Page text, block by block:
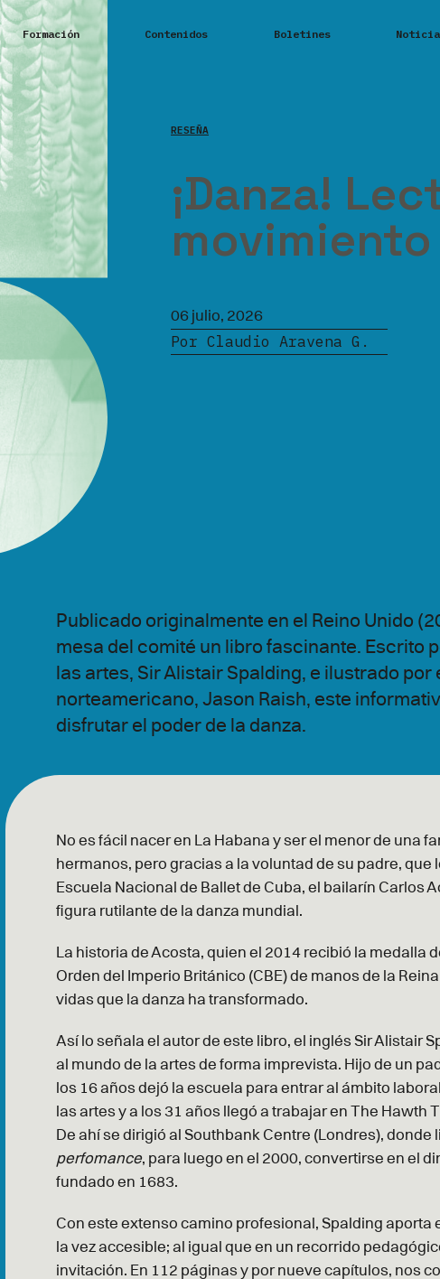
Formación Contenidos Boletines
RESEÑA
¡Danza!
movimiento
06 julio, 2026
Por Claudio Aravena G.
Publicado originalmente en el Reino Unido
mesa del comité un libro fascinante. Escrito
las artes, Sir Alistair Spalding, e ilustrado
norteamericano, Jason Raish, este
disfrutar el poder de la danza.
No es fácil nacer en La Habana y ser el menor de una
hermanos, pero gracias a la voluntad de su padre, que
Escuela Nacional de Ballet de Cuba, el bailarín Carlos
figura rutilante de la danza mundial.
La historia de Acosta, quien el 2014 recibió la medalla
Orden del Imperio Británico (CBE) de manos de la
vidas que la danza ha transformado.
Así lo señala el autor de este libro, el inglés Sir Alistair
al mundo de la artes de forma imprevista. Hijo de un
los 16 años dejó la escuela para entrar al ámbito
las artes y a los 31 años llegó a trabajar en The Hawth
De ahí se dirigió al Southbank Centre (Londres), donde
perfomance, para luego en el 2000, convertirse en el
fundado en 1683.
Con este extenso camino profesional, Spalding aporta
la vez accesible; al igual que en un recorrido
invitación. En 112 páginas y por nueve capítulos, nos